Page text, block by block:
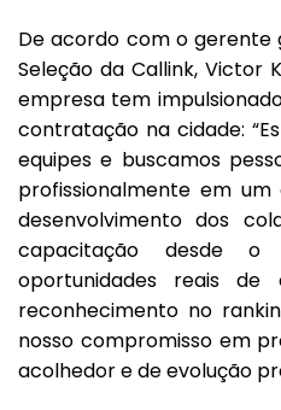
De acordo com o
Seleção da Callink, Victor
empresa tem
contratação na cidade:
equipes e buscamos
profissionalmente em
desenvolvimento dos
capacitação desde
oportunidades reais de
reconhecimento no
nosso compromisso em
acolhedor e de evolução